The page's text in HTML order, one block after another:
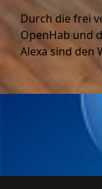
Durch die frei
OpenHab und
Alexa sind den